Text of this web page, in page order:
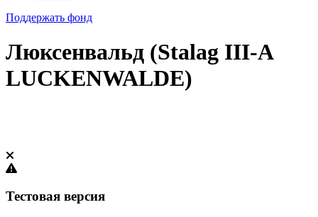
Поддержать фонд
Люксенвальд (Stalag III-A
LUCKENWALDE)
Тестовая версия